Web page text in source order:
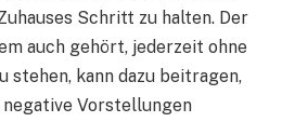
Schritt zu halten. Der
auch gehört, jederzeit ohne
stehen, kann dazu beitragen,
negative Vorstellungen